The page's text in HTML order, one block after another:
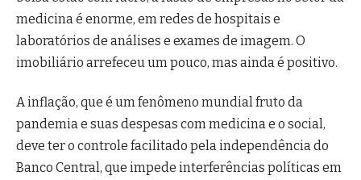
medicina é enorme, em redes de hospitais e
laboratórios de análises e exames de imagem. O
imobiliário arrefeceu um pouco, mas ainda é positivo.
A inflação, que é um fenômeno mundial fruto da
pandemia e suas despesas com medicina e o social,
deve ter o controle facilitado pela independência do
Banco Central, que impede interferências políticas em